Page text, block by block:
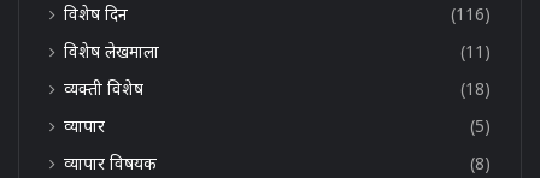
विशेष दिन
(116)
विशेष लेखमाला
(11)
व्यक्ती विशेष
(18)
व्यापार
(5)
व्यापार विषयक
(8)